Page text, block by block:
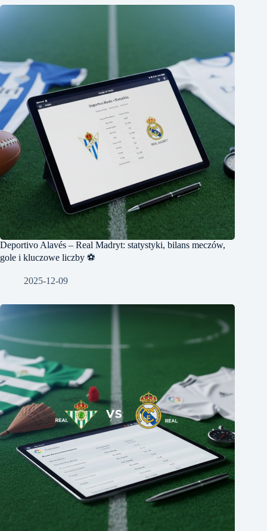
Deportivo Alavés – Real Madryt: statystyki, bilans meczów,
gole i kluczowe liczby ⚽
2025-12-09